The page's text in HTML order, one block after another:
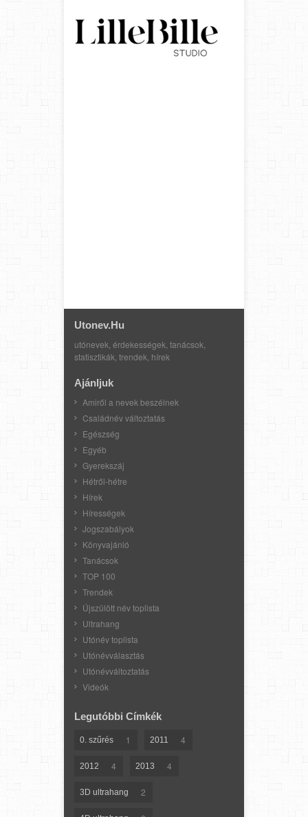
Utonev.hu
utónevek, érdekességek, tanácsok,
statisztikák, trendek, hírek
Ajánljuk
Amiről a nevek beszélnek
Családnév változtatás
Egészség
Egyéb
Gyerekszáj
Hétről-hétre
Hírek
Hírességek
Jogszabályok
Könyvajánló
Tanácsok
TOP 100
Trendek
Újszülött név toplista
Ultrahang
Utónév toplista
Utónévválasztás
Utónévváltoztatás
Videók
Legutóbbi Címkék
0. szűrés 1 2011 4
2012 4 2013 4
3D ultrahang 2